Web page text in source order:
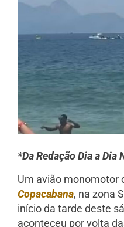
*Da Redação Dia a Dia
Um avião monomotor
Copacabana, na zona
início da tarde deste
aconteceu por volta